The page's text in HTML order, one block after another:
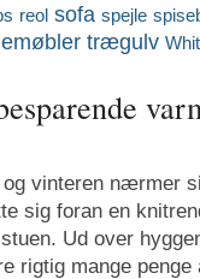
reol sofa spejle
trægulv
vinteren nærmer
sig foran en
Ud over
rigtig mange penge